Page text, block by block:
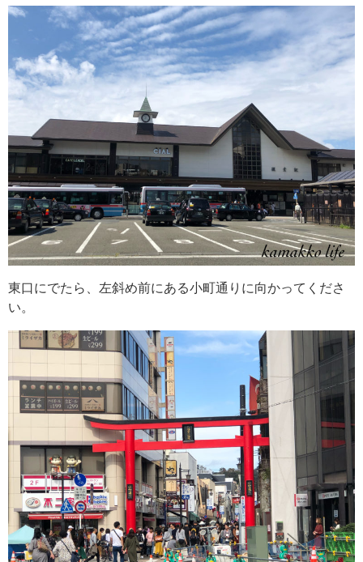
東口にでたら、左斜め前にある小町通りに向かってくださ
い。